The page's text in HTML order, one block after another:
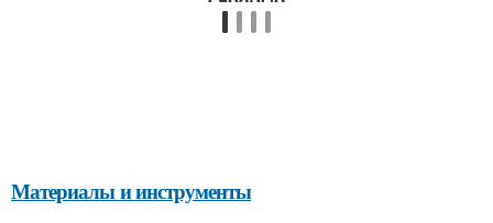
Материалы и инструменты